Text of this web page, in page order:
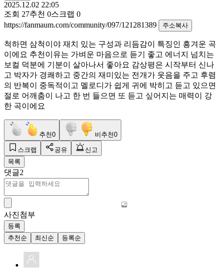
2025.12.02 22:05
조회 27추천 0스크랩 0
https://fanmaum.com/community/097/121281389
주소복사
척하면 삼척이야 재치 있는 구성과 리듬감이 특징인 흥겨운 곡
이에요 추천이유는 가벼운 마음으로 듣기 좋고 에너지 넘치는
보컬 덕분에 기분이 살아나서 좋아요 감상평은 시작부터 신나
고 박자가 경쾌하고 중간의 재미있는 전개가 웃음을 주고 후렴
의 반복이 중독적이고 멜로디가 쉽게 귀에 박히고 듣고 있으면
절로 어깨춤이 나고 한 번 들으면 또 듣고 싶어지는 매력이 강
한 곡이에요
추천0 비추천0
스크랩 공유
신고
목록
댓글2
사진첨부
등록
추천순
최신순 등록순